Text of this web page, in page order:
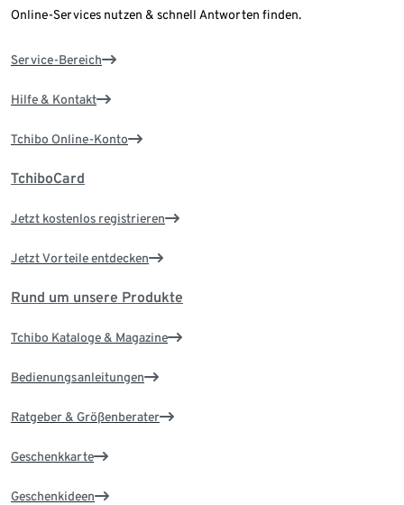
Online-Services nutzen & schnell Antworten finden.
Service-Bereich
Hilfe & Kontakt
Tchibo Online-Konto
TchiboCard
Jetzt kostenlos registrieren
Jetzt Vorteile entdecken
Rund um unsere Produkte
Tchibo Kataloge & Magazine
Bedienungsanleitungen
Ratgeber & Größenberater
Geschenkkarte
Geschenkideen